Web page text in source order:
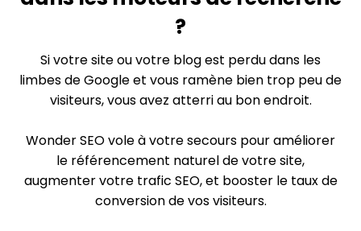
?
Si votre site ou votre blog est perdu dans les
limbes de Google et vous ramène bien trop peu de
visiteurs, vous avez atterri au bon endroit.
Wonder SEO vole à votre secours pour améliorer
le référencement naturel de votre site,
augmenter votre trafic SEO, et booster le taux de
conversion de vos visiteurs.